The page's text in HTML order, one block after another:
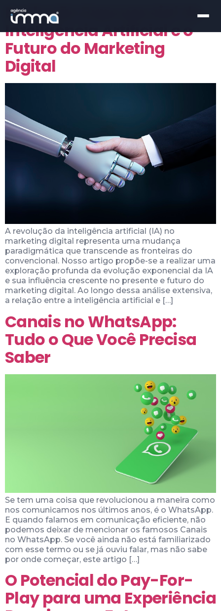
Evolução Exponencial da
Inteligência Artificial e o
Futuro do Marketing
Digital
A revolução da inteligência artificial (IA) no
marketing digital representa uma mudança
paradigmática que transcende as fronteiras do
convencional. Nosso artigo propõe-se a realizar uma
exploração profunda da evolução exponencial da IA
e sua influência crescente no presente e futuro do
marketing digital. Ao longo dessa análise extensiva,
a relação entre a inteligência artificial e […]
Canais no WhatsApp:
Tudo o Que Você Precisa
Saber
Se tem uma coisa que revolucionou a maneira como
nos comunicamos nos últimos anos, é o WhatsApp.
E quando falamos em comunicação eficiente, não
podemos deixar de mencionar os famosos Canais
no WhatsApp. Se você ainda não está familiarizado
com esse termo ou se já ouviu falar, mas não sabe
por onde começar, este artigo […]
O Potencial do Pay-For-
Play para uma Experiência